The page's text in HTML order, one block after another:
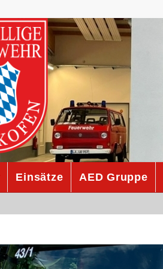
Einsätze AED Gruppe